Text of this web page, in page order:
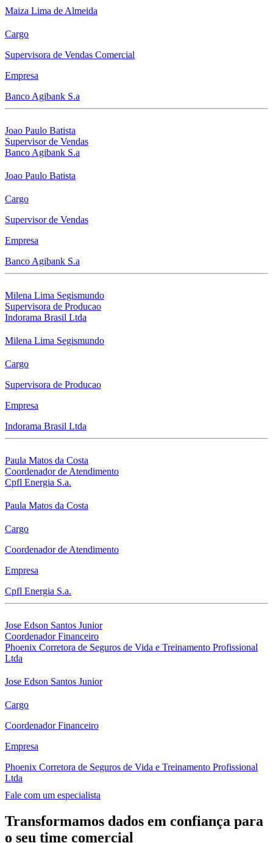
Maiza Lima de Almeida
Cargo
Supervisora de Vendas Comercial
Empresa
Banco Agibank S.a
Joao Paulo Batista
Supervisor de Vendas
Banco Agibank S.a
Joao Paulo Batista
Cargo
Supervisor de Vendas
Empresa
Banco Agibank S.a
Milena Lima Segismundo
Supervisora de Producao
Indorama Brasil Ltda
Milena Lima Segismundo
Cargo
Supervisora de Producao
Empresa
Indorama Brasil Ltda
Paula Matos da Costa
Coordenador de Atendimento
Cpfl Energia S.a.
Paula Matos da Costa
Cargo
Coordenador de Atendimento
Empresa
Cpfl Energia S.a.
Jose Edson Santos Junior
Coordenador Financeiro
Phoenix Corretora de Seguros de Vida e Treinamento Profissional
Ltda
Jose Edson Santos Junior
Cargo
Coordenador Financeiro
Empresa
Phoenix Corretora de Seguros de Vida e Treinamento Profissional
Ltda
Fale com um especialista
Transformamos dados em confiança para
o seu time comercial